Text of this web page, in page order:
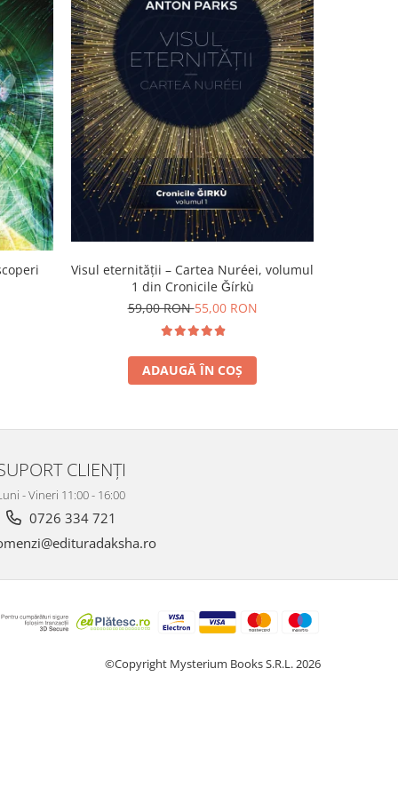
Visul eternității – Cartea Nuréei, volumul
1 din Cronicile Ǧírkù
59,00 RON55,00 RON
ADAUGĂ ÎN COȘ
CLIENȚI
- Vineri 11:00 - 16:00
0726 334 721
©Copyright Mysterium Books S.R.L. 2026